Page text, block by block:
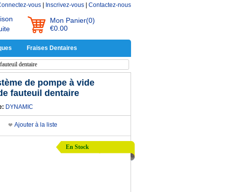
vous Inscrivez-vous Contactez-nous
Mon Panier(0)
€0.00
Fraises Dentaires
dentaire
de pompe à vide
fauteuil dentaire
DYNAMIC
Ajouter à la liste
En Stock